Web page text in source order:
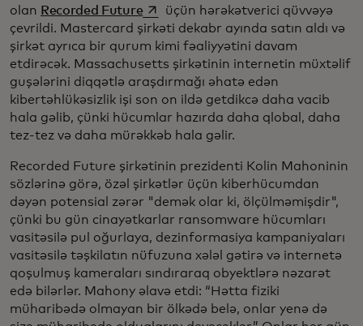
olan Recorded Futureopens in a new tab
üçün hərəkətverici qüvvəyə
çevrildi. Mastercard şirkəti dekabr ayında satın aldı və
şirkət ayrıca bir qurum kimi fəaliyyətini davam
etdirəcək. Massachusetts şirkətinin internetin müxtəlif
guşələrini diqqətlə araşdırmağı əhatə edən
kibertəhlükəsizlik işi son on ildə getdikcə daha vacib
hala gəlib, çünki hücumlar hazırda daha qlobal, daha
tez-tez və daha mürəkkəb hala gəlir.
Recorded Future şirkətinin prezidenti Kolin Mahoninin
sözlərinə görə, özəl şirkətlər üçün kiberhücumdan
dəyən potensial zərər "demək olar ki, ölçülməmişdir",
çünki bu gün cinayətkarlar ransomware hücumları
vasitəsilə pul oğurlaya, dezinformasiya kampaniyaları
vasitəsilə təşkilatın nüfuzuna xələl gətirə və internetə
qoşulmuş kameraları sındıraraq obyektlərə nəzarət
edə bilərlər. Mahony əlavə etdi: “Hətta fiziki
müharibədə olmayan bir ölkədə belə, onlar yenə də